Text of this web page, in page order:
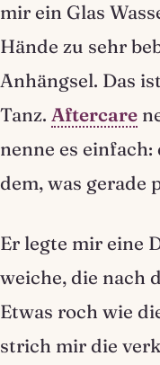
mir ein Glas
Hände zu sehr
Anhängsel. Das
Tanz. Aftercare
nenne es
dem, was gerade
Er legte mir eine
weiche, die nach
Etwas roch wie
strich mir die